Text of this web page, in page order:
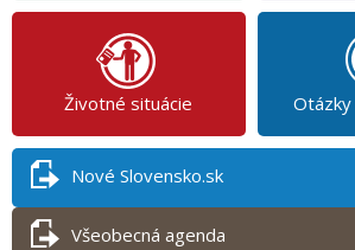
Životné situácie
Nové Slovensko.sk
Všeobecná agenda